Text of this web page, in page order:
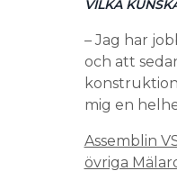
VILKA
– Jag har
och att
mig en
Assemblin
övriga